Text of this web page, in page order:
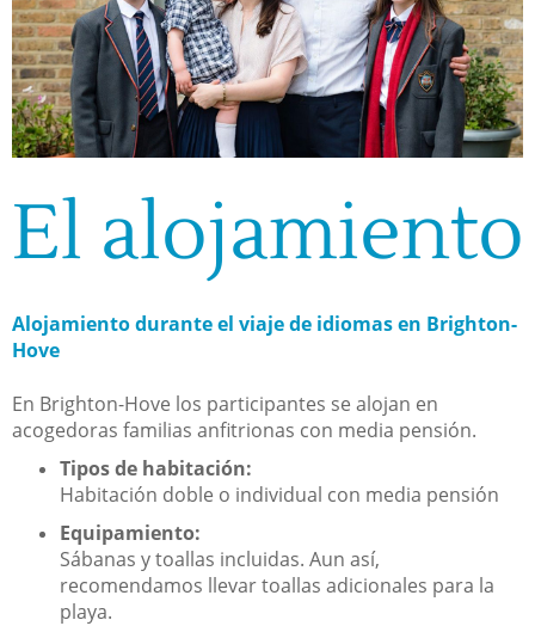
El alojamiento
Alojamiento durante el viaje de idiomas en Brighton-
Hove
En Brighton-Hove los participantes se alojan en
acogedoras familias anfitrionas con media pensión.
Tipos de habitación:
Habitación doble o individual con media pensión
Equipamiento:
Sábanas y toallas incluidas. Aun así,
recomendamos llevar toallas adicionales para la
playa.